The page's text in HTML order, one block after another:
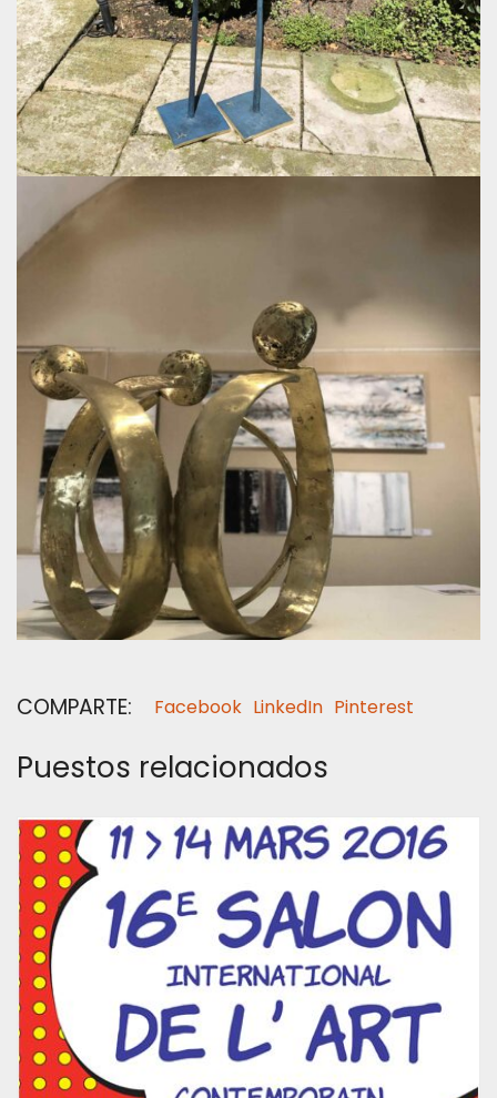
COMPARTE: Facebook LinkedIn Pinterest
Puestos relacionados